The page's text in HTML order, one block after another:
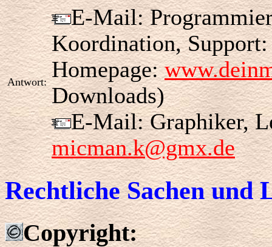
Antwort:
E-Mail:
Koordination,
Homepage:
Downloads)
E-Mail: Graphiker,
micman.k@gmx.de
Rechtliche Sachen und
Copyright: